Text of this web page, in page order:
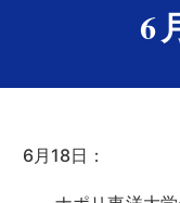
6
6月18日：